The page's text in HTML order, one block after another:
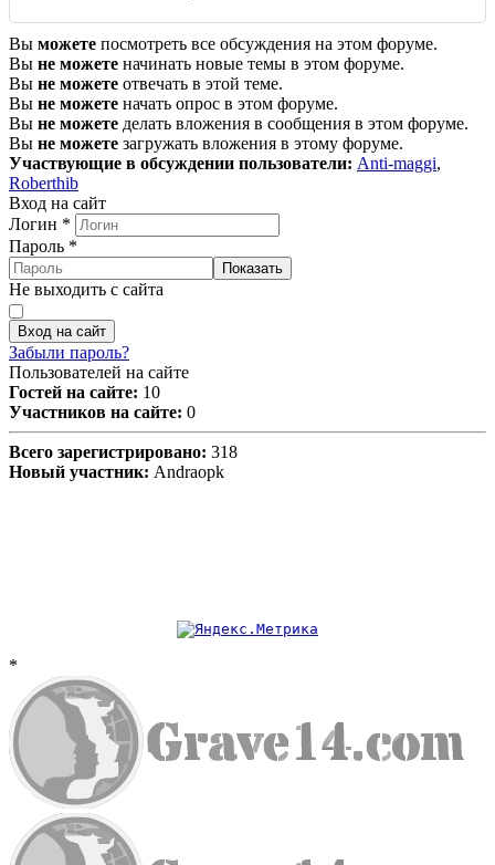
Вы можете посмотреть все обсуждения на этом форуме.
Вы не можете начинать новые темы в этом форуме.
Вы не можете отвечать в этой теме.
Вы не можете начать опрос в этом форуме.
Вы не можете делать вложения в сообщения в этом форуме.
Вы не можете загружать вложения в этому форуме.
Участвующие в обсуждении пользователи: Anti-maggi,
Roberthib
Вход на сайт
Логин *
Пароль *
Показать
Не выходить с сайта
Вход на сайт
Забыли пароль?
Пользователей на сайте
Гостей на сайте: 10
Участников на сайте: 0
Всего зарегистрировано: 318
Новый участник: Andraopk
*